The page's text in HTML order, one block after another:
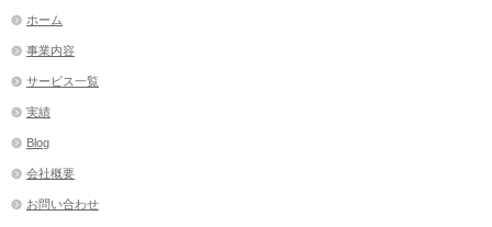
ホーム
事業内容
サービス一覧
実績
Blog
会社概要
お問い合わせ